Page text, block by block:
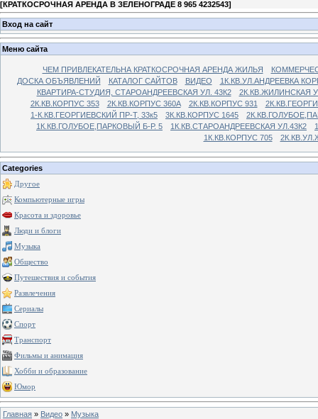
[КРАТКОСРОЧНАЯ АРЕНДА В ЗЕЛЕНОГРАДЕ 8 965 4232543]
Вход на сайт
Меню сайта
ЧЕМ ПРИВЛЕКАТЕЛЬНА КРАТКОСРОЧНАЯ АРЕНДА ЖИЛЬЯ
ДОСКА ОБЪЯВЛЕНИЙ
КАТАЛОГ САЙТОВ ВИДЕО
1К.КВ.УЛ.АНДРЕЕВКА
КВАРТИРА-СТУДИЯ, СТАРОАНДРЕЕВСКАЯ УЛ. 43К2
2К.КВ.ЖИЛИНСКАЯ
2К.КВ.КОРПУС 353
2К.КВ.КОРПУС 360А 2К.КВ.КОРПУС 931
1-К.КВ.ГЕОРГИЕВСКИЙ ПР-Т, 33к5
3К.КВ.КОРПУС 1645
1К.КВ.ГОЛУБОЕ,ПАРКОВЫЙ Б-Р. 5
1К.КВ.СТАРОАНДРЕЕВСКАЯ УЛ.43К2
1К.КВ.КОРПУС 705
Categories
Другое
Компьютерные игры
Красота и здоровье
Люди и блоги
Музыка
Общество
Путешествия и события
Развлечения
Сериалы
Спорт
Транспорт
Фильмы и анимация
Хобби и образование
Юмор
Главная » Видео » Музыка